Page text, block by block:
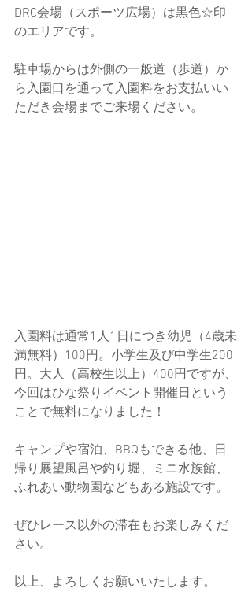
DRC会場（スポーツ広場）は黒色☆印
のエリアです。
駐車場からは外側の一般道（歩道）か
ら入園口を通って入園料をお支払いい
ただき会場までご来場ください。
入園料は通常1人1日につき幼児（4歳未
満無料）100円。小学生及び中学生200
円。大人（高校生以上）400円ですが、
今回はひな祭りイベント開催日という
ことで無料になりました！
キャンプや宿泊、BBQもできる他、日
帰り展望風呂や釣り堀、ミニ水族館、
ふれあい動物園などもある施設です。
ぜひレース以外の滞在もお楽しみくだ
さい。
以上、よろしくお願いいたします。